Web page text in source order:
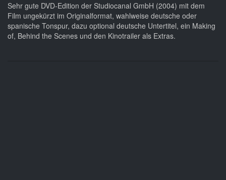
Sehr gute DVD-Edition der Studiocanal GmbH (2004) mit dem
Film ungekürzt im Originalformat, wahlweise deutsche oder
spanische Tonspur, dazu optional deutsche Untertitel, ein Making
of, Behind the Scenes und den Kinotrailer als Extras.